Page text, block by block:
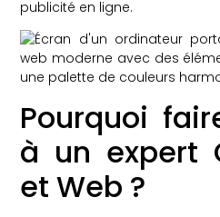
publicité en ligne.
Pourquoi
à un expert
et Web ?